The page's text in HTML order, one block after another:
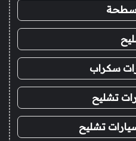
سطحة
سكراب
تشليح
تشليح